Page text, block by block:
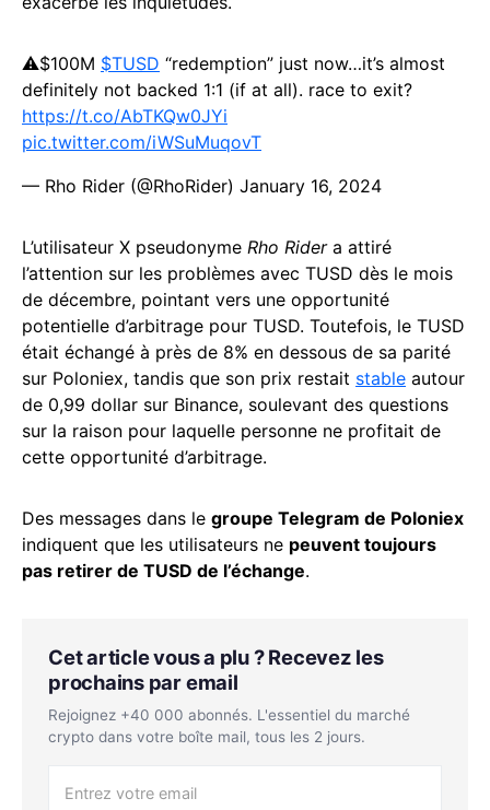
⚠️$100M $TUSD “redemption” just now…it’s almost
definitely not backed 1:1 (if at all). race to exit?
https://t.co/AbTKQw0JYi
pic.twitter.com/iWSuMuqovT
— Rho Rider (@RhoRider) January 16, 2024
L’utilisateur X pseudonyme Rho Ridera attiré
l’attention sur les problèmes avec TUSD dès le mois
de décembre, pointant vers une opportunité
potentielle d’arbitrage pour TUSD. Toutefois, le TUSD
était échangé à près de 8% en dessous de sa parité
sur Poloniex, tandis que son prix restait stable autour
de 0,99 dollar sur Binance, soulevant des questions
sur la raison pour laquelle personne ne profitait de
cette opportunité d’arbitrage.
Des messages dans le groupe Telegram de Poloniex
indiquent que les utilisateurs ne peuvent toujours
pas retirer de TUSD de l’échange.
Cet article vous a plu ? Recevez les
prochains par email
Rejoignez +40 000 abonnés. L'essentiel du marché
crypto dans votre boîte mail, tous les 2 jours.